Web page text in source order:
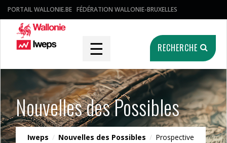
PORTAIL WALLONIE.BE FÉDÉRATION WALLONIE-BRUXELLES
☰ RECHERCHE
Nouvelles des Possibles
Iweps / Nouvelles des Possibles / Prospective